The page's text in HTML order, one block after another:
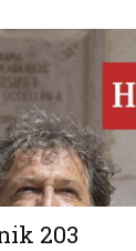
203